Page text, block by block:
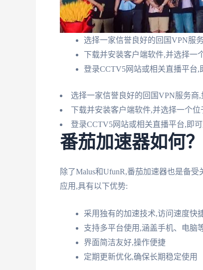
选择一家信誉良好的回国VPN服
下载并安装客户端软件,并选择一
登录CCTV5网站或相关直播平台,
选择一家信誉良好的回国VPN服务商,
下载并安装客户端软件,并选择一个位
登录CCTV5网站或相关直播平台,即
番茄加速器如何？
除了Malus和UfunR,番茄加速器也是备
应用,具有以下优势:
采用独有的加速技术,访问速度快
支持多平台使用,涵盖手机、电脑
界面简洁友好,操作便捷
定期更新优化,确保长期稳定使用